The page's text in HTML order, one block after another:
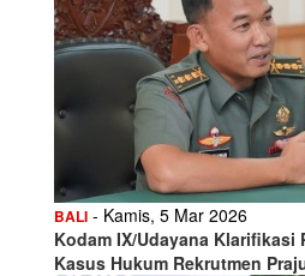
BALI - Kamis, 5 Mar 2026
Kodam IX/Udayana Klarifikasi
Kasus Hukum Rekrutmen